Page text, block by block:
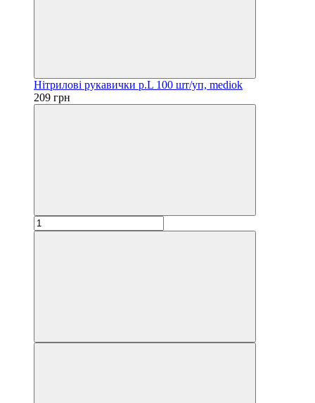
Нітрилові рукавички р.L 100 шт/уп, mediok
209 грн